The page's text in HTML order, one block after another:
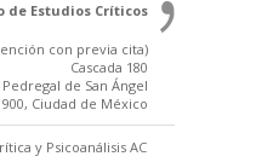
de Estudios Críticos
con previa cita)
Cascada 180
de San Ángel
Ciudad de México
y Psicoanálisis AC